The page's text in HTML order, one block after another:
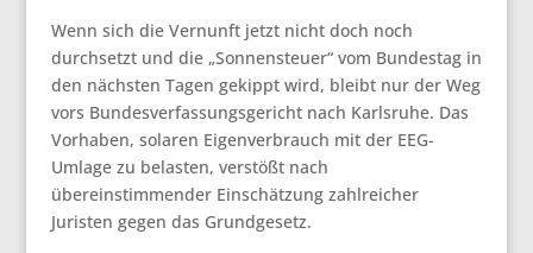
Wenn sich die Vernunft jetzt nicht doch noch
durchsetzt und die „Sonnensteuer“ vom Bundestag in
den nächsten Tagen gekippt wird, bleibt nur der Weg
vors Bundesverfassungsgericht nach Karlsruhe. Das
Vorhaben, solaren Eigenverbrauch mit der EEG-
Umlage zu belasten, verstößt nach
übereinstimmender Einschätzung zahlreicher
Juristen gegen das Grundgesetz.